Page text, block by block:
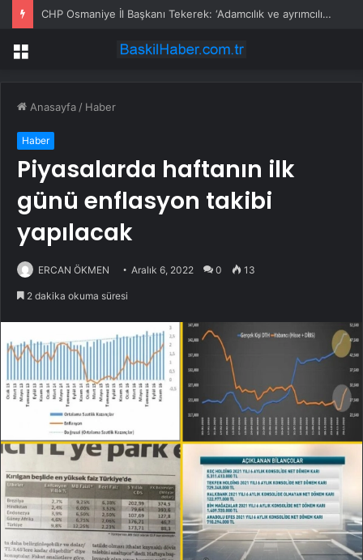
CHP Osmaniye İl Başkanı Tekerek: ‘Adamcılık ve ayrımcılık dönemi bitti’
Menü
Anasayfa / Haber
Haber
Piyasalarda haftanın ilk
günü enflasyon takibi
yapılacak
ERCAN ÖKMEN Aralık 6, 2022 0 13
2 dakika okuma süresi